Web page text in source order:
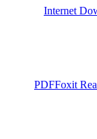
Internet
Foxit